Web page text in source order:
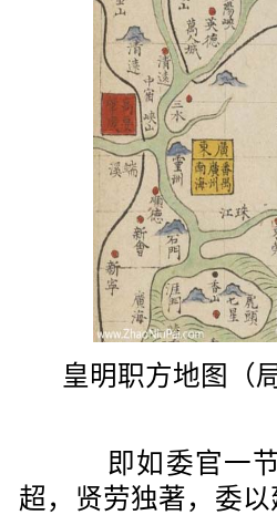
皇明职方地图（
即如委官一节
超，贤劳独著，委